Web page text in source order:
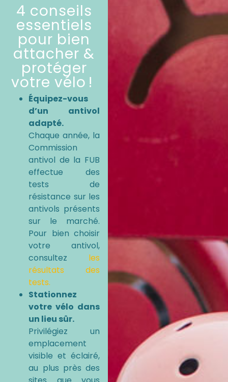
4 conseils
essentiels
pour bien
attacher &
protéger
votre vélo !
Équipez-vous
d’un antivol
adapté.
Chaque année, la
Commission
antivol de la FUB
effectue des
tests de
résistance sur les
antivols présents
sur le marché.
Pour bien choisir
votre antivol,
consultez les
résultats des
tests.
Stationnez
votre vélo dans
un lieu sûr.
Privilégiez un
emplacement
visible et éclairé,
au plus près des